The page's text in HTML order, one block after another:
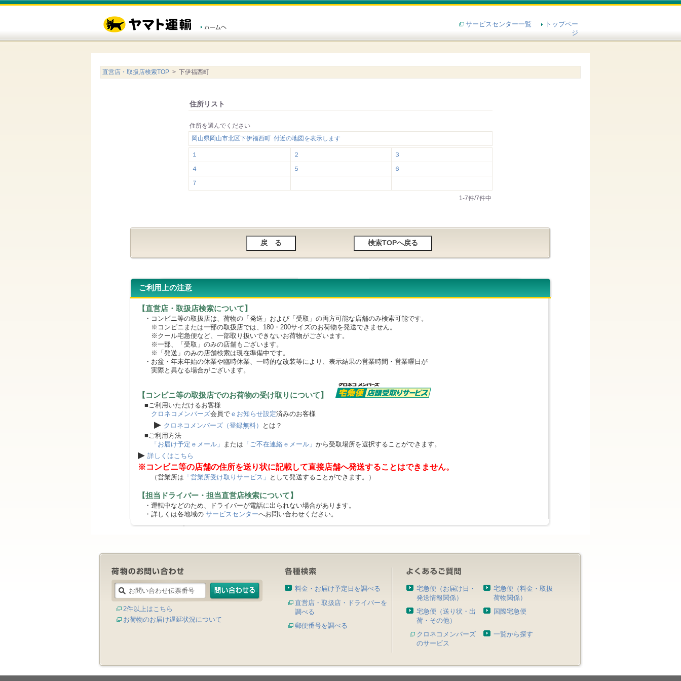
サービスセンター一覧
トップペー
ジ
直営店・取扱店検索TOP > 下伊福西町
住所リスト
住所を選んでください
岡山県岡山市北区下伊福西町 付近の地図を表示します
１ ２
３
４
５
６
７
1-7件/7件中
ご利用上の注意
【直営店・取扱店検索について】
・コンビニ等の取扱店は、荷物の「発送」および「受取」の両方可能な店舗のみ検索可能です。
※コンビニまたは一部の取扱店では、180・200サイズのお荷物を発送できません。
※クール宅急便など、一部取り扱いできないお荷物がございます。
※一部、「受取」のみの店舗もございます。
※「発送」のみの店舗検索は現在準備中です。
・お盆・年末年始の休業や臨時休業、一時的な改装等により、表示結果の営業時間・営業曜日が
実際と異なる場合がございます。
【コンビニ等の取扱店でのお荷物の受け取りについて】
■ご利用いただけるお客様
クロネコメンバーズ会員で ｅお知らせ設定済みのお客様
▶ クロネコメンバーズ（登録無料）
とは？
■ご利用方法
「お届け予定ｅメール」 または 「ご不在連絡ｅメール」 から受取場所を選択することができます。
▶ 詳しくはこちら
※コンビニ等の店舗の住所を送り状に記載して直接店舗へ発送することはできません。
（営業所は 「営業所受け取りサービス」 として発送することができます。）
【担当ドライバー・担当直営店検索について】
・運転中などのため、ドライバーが電話に出られない場合があります。
・詳しくは各地域の サービスセンターへお問い合わせください。
2件以上はこちら
お荷物のお届け遅延状況について
料金・お届け予定日を調べる
直営店・取扱店・ドライバーを
調べる
郵便番号を調べる
宅急便（お届け日・
発送情報関係）
宅急便（料金・取扱
荷物関係）
宅急便（送り状・出
荷・その他）
国際宅急便
クロネコメンバーズ
のサービス
一覧から探す